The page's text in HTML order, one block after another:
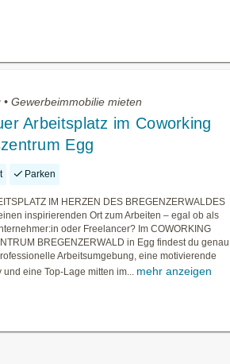
• Gewerbeimmobilie mieten
Arbeitsplatz im Coworking
Egg
Parken
IM HERZEN DES BREGENZERWALDES
inspirierenden Ort zum Arbeiten – egal ob als
oder Freelancer? Im COWORKING
BREGENZERWALD in Egg findest du genau
Arbeitsumgebung, eine motivierende
und eine Top-Lage mitten im... mehr anzeigen